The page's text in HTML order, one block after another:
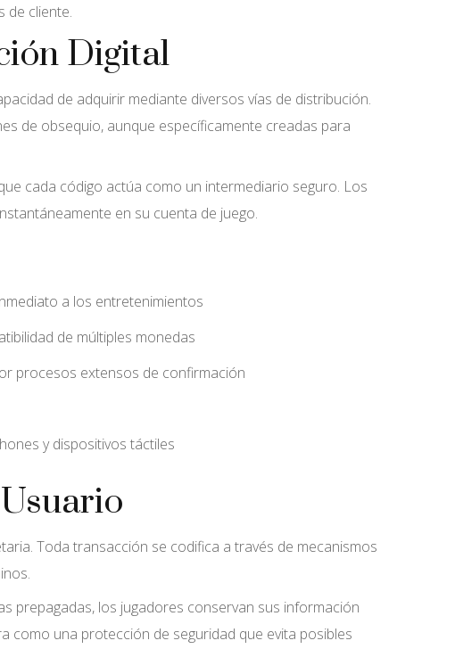
de cliente.
Digital
de adquirir mediante diversos vías de distribución.
de obsequio, aunque específicamente creadas para
cada código actúa como un intermediario seguro. Los
en su cuenta de juego.
a los entretenimientos
de múltiples monedas
procesos extensos de confirmación
y dispositivos táctiles
Toda transacción se codifica a través de mecanismos
prepagadas, los jugadores conservan sus información
una protección de seguridad que evita posibles